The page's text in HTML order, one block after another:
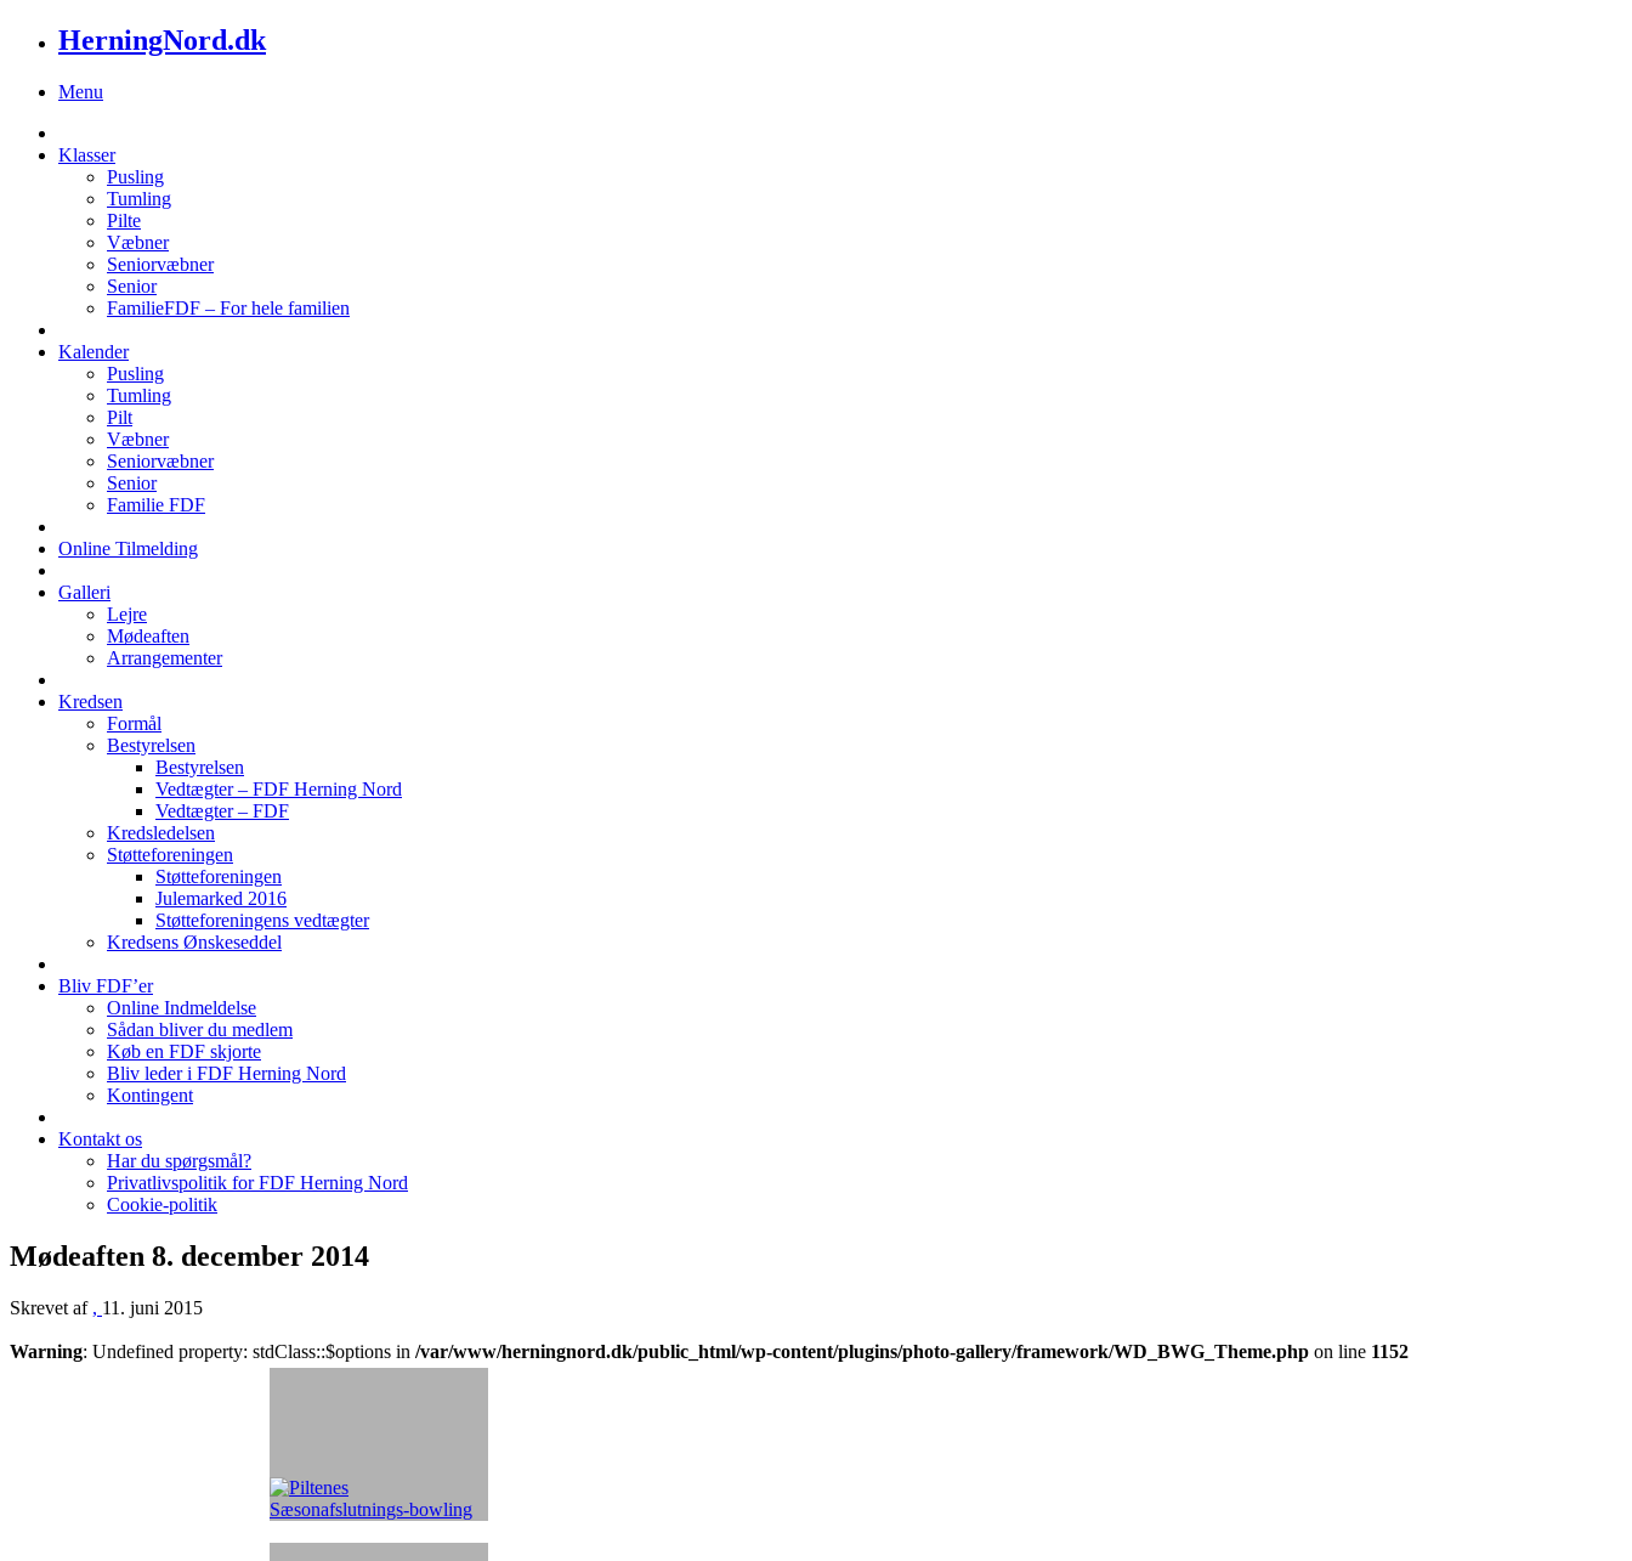
HerningNord.dk
Menu
Klasser
Pusling
Tumling
Pilte
Væbner
Seniorvæbner
Senior
FamilieFDF – For hele familien
Kalender
Pusling
Tumling
Pilt
Væbner
Seniorvæbner
Senior
Familie FDF
Online Tilmelding
Galleri
Lejre
Mødeaften
Arrangementer
Kredsen
Formål
Bestyrelsen
Bestyrelsen
Vedtægter – FDF Herning Nord
Vedtægter – FDF
Kredsledelsen
Støtteforeningen
Støtteforeningen
Julemarked 2016
Støtteforeningens vedtægter
Kredsens Ønskeseddel
Bliv FDF’er
Online Indmeldelse
Sådan bliver du medlem
Køb en FDF skjorte
Bliv leder i FDF Herning Nord
Kontingent
Kontakt os
Har du spørgsmål?
Privatlivspolitik for FDF Herning Nord
Cookie-politik
Mødeaften 8. december 2014
Skrevet af , 11. juni 2015
Warning: Undefined property: stdClass::$options in /var/www/herningnord.dk/public_html/wp-content/plugins/photo-gallery/framework/WD_BWG_Theme.php on line 1152